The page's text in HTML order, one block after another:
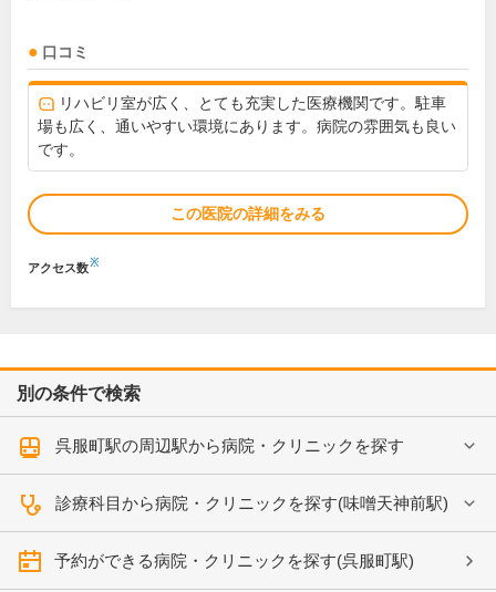
口コミ
リハビリ室が広く、とても充実した医療機関です。駐車
場も広く、通いやすい環境にあります。病院の雰囲気も良い
です。
この医院の詳細をみる
アクセス数※
別の条件で検索
呉服町駅の周辺駅から病院・クリニックを探す
診療科目から病院・クリニックを探す(味噌天神前駅)
予約ができる病院・クリニックを探す(呉服町駅)